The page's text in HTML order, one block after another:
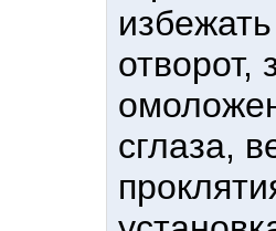
отворот,
сглаза,